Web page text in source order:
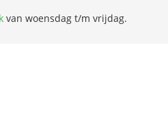
van woensdag t/m vrijdag.